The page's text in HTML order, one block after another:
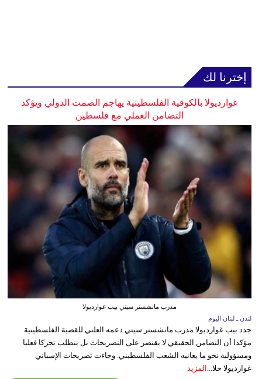
إخترنا لك
غوارديولا بالكوفية الفلسطينية يهاجم الصمت الدولي ويؤكد
التضامن العملي مع فلسطين
مدرب مانشستر سيتي بيب غوارديولا
لندن ـ لبنان اليوم
جدد بيب غوارديولا مدرب مانشستر سيتي دعمه العلني للقضية الفلسطينية
مؤكدا أن التضامن الحقيقي لا يقتصر على التصريحات بل يتطلب تحركا فعليا
ومسؤولية نحو ما يعانيه الشعب الفلسطيني. وجاءت تصريحات الإسباني
غوارديولا خلا... المزيد